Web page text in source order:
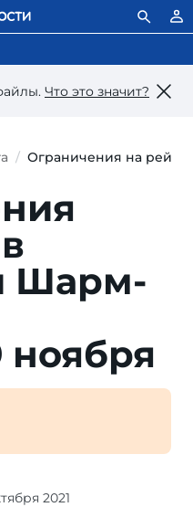
Что это значит?
Ограничения на
Шарм-
ноября
2021